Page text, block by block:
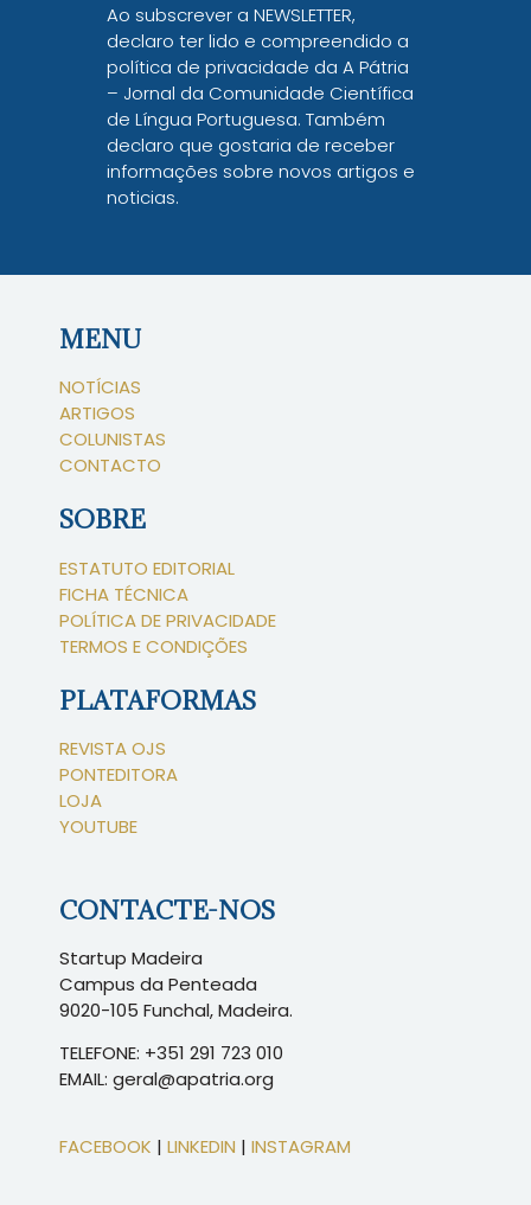
Ao subscrever a NEWSLETTER,
declaro ter lido e compreendido a
política de privacidade da A Pátria
– Jornal da Comunidade Científica
de Língua Portuguesa. Também
declaro que gostaria de receber
informações sobre novos artigos e
noticias.
MENU
NOTÍCIAS
ARTIGOS
COLUNISTAS
CONTACTO
SOBRE
ESTATUTO EDITORIAL
FICHA TÉCNICA
POLÍTICA DE PRIVACIDADE
TERMOS E CONDIÇÕES
PLATAFORMAS
REVISTA OJS
PONTEDITORA
LOJA
YOUTUBE
CONTACTE-NOS
Startup Madeira
Campus da Penteada
9020-105 Funchal, Madeira.
TELEFONE: +351 291 723 010
EMAIL: geral@apatria.org
FACEBOOK | LINKEDIN | INSTAGRAM